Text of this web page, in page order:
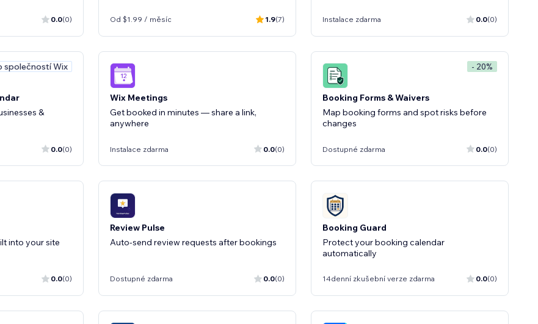
0.0(0) Od $1.99 / měsíc 1.9(7) Instalace zdarma 0.0(0)
společností Wix
&
0.0(0)
Wix Meetings
Get booked in minutes — share a link,
anywhere
Instalace zdarma 0.0(0)
- 20%
Booking Forms & Waivers
Map booking forms and spot risks before
changes
Dostupné zdarma 0.0(0)
into your site
0.0(0)
Review Pulse
Auto-send review requests after bookings
Dostupné zdarma 0.0(0)
Booking Guard
Protect your booking calendar
automatically
14denní zkušební verze zdarma 0.0(0)